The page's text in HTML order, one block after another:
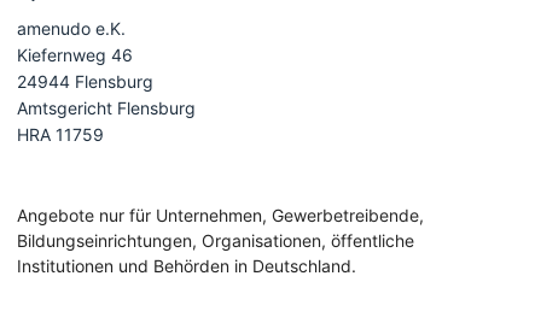
amenudo e.K.
Kiefernweg 46
24944 Flensburg
Amtsgericht Flensburg
HRA 11759
Angebote nur für Unternehmen, Gewerbetreibende,
Bildungseinrichtungen, Organisationen, öffentliche
Institutionen und Behörden in Deutschland.